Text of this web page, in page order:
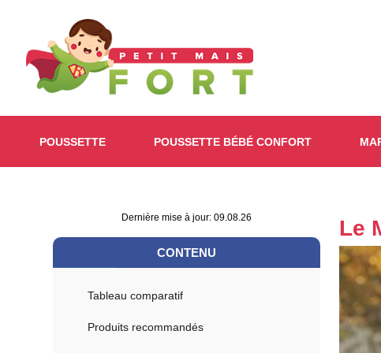
POUSSETTE POUSSETTE BÉBÉ CONFORT
Dernière mise à jour: 09.08.26
CONTENU
Tableau comparatif
Produits recommandés
Le